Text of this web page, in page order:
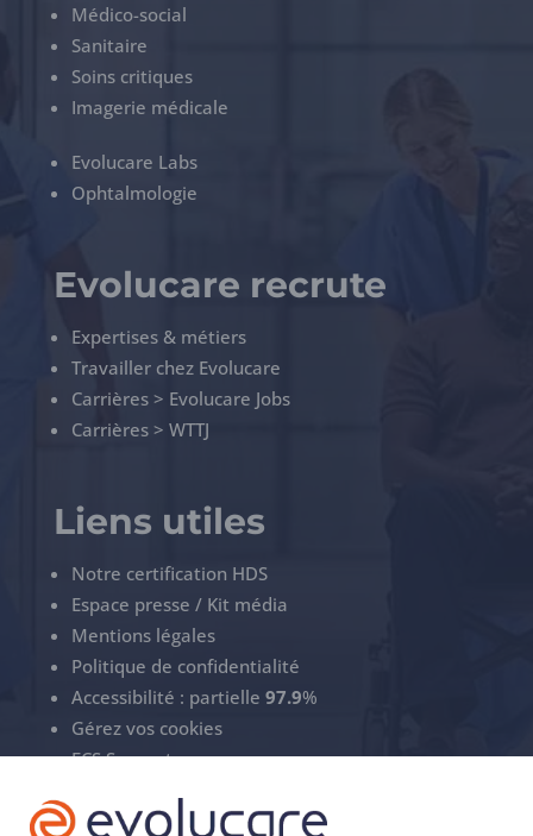
Médico-social
Sanitaire
Soins critiques
Imagerie médicale
Evolucare Labs
Ophtalmologie
Evolucare recrute
Expertises & métiers
Travailler chez Evolucare
Carrières > Evolucare Jobs
Carrières > WTTJ
Liens utiles
Notre certification HDS
Espace presse / Kit média
Mentions légales
Politique de confidentialité
Accessibilité : partielle 97.9%
Gérez vos cookies
ECS Support